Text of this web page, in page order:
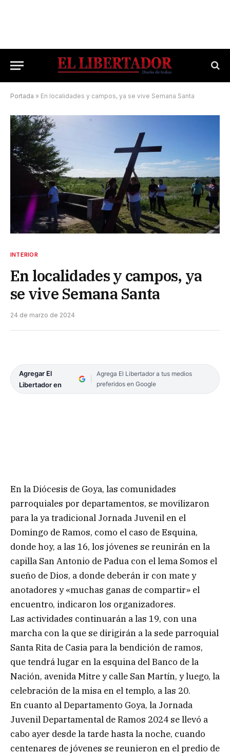
Portada » En localidades y campos, ya se vive Semana Santa
INTERIOR
En localidades y campos, ya
se vive Semana Santa
24 de marzo de 2024
Agregar El
Libertador en
Agrega El Libertador a tus medios
preferidos en Google
En la Diócesis de Goya, las comunidades
parroquiales por departamentos, se movilizaron
para la ya tradicional Jornada Juvenil en el
Domingo de Ramos, como el caso de Esquina,
donde hoy, a las 16, los jóvenes se reunirán en la
capilla San Antonio de Padua con el lema Somos el
sueño de Dios, a donde deberán ir con mate y
anotadores y «muchas ganas de compartir» el
encuentro, indicaron los organizadores.
Las actividades continuarán a las 19, con una
marcha con la que se dirigirán a la sede parroquial
Santa Rita de Casia para la bendición de ramos,
que tendrá lugar en la esquina del Banco de la
Nación, avenida Mitre y calle San Martín, y luego, la
celebración de la misa en el templo, a las 20.
En cuanto al Departamento Goya, la Jornada
Juvenil Departamental de Ramos 2024 se llevó a
cabo ayer desde la tarde hasta la noche, cuando
centenares de jóvenes se reunieron en el predio de